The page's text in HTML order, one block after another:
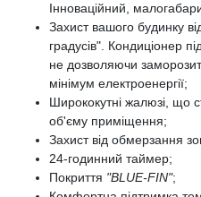
Інноваційний,
Захист вашого будинку
градусів". Кондиціонер
не дозволяючи
мінімум електроенергії;
Ширококутні жалюзі, що
об'єму приміщення;
Захист від обмерзання
24-годинний таймер;
Покриття "BLUE-FIN";